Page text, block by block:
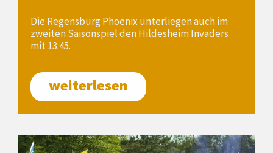
Die Regensburg Phoenix unterliegen auch im
zweiten Saisonspiel den Hildesheim Invaders
mit 13:45.
weiterlesen